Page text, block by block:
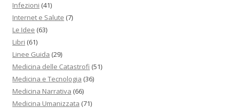
Infezioni (41)
Internet e Salute (7)
Le Idee (63)
Libri (61)
Linee Guida (29)
Medicina delle Catastrofi (51)
Medicina e Tecnologia (36)
Medicina Narrativa (66)
Medicina Umanizzata (71)